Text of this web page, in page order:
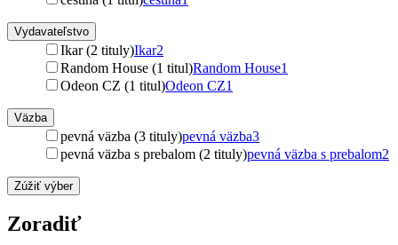
Vydavateľstvo
Ikar (2 tituly)Ikar2
Random House (1 titul)Random House1
Odeon CZ (1 titul)Odeon CZ1
Väzba
pevná väzba (3 tituly)pevná väzba3
pevná väzba s prebalom (2 tituly)pevná väzba s prebalom2
Zúžiť výber
Zoradiť